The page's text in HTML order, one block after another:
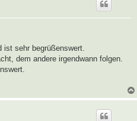
ist sehr begrüßenswert.
dem andere irgendwann folgen.